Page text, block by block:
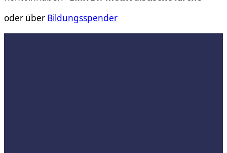
oder über Bildungsspender